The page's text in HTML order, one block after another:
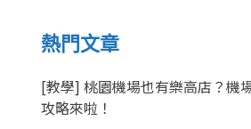
熱門文章
[教學] 桃園機場也有樂高店？機
攻略來啦！